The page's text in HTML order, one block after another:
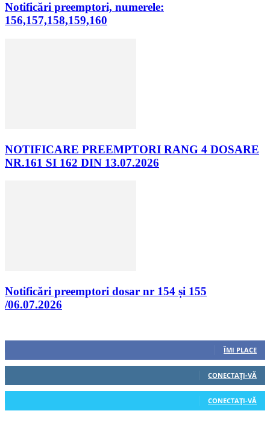
Notificări preemptori, numerele:
156,157,158,159,160
NOTIFICARE PREEMPTORI RANG 4 DOSARE
NR.161 SI 162 DIN 13.07.2026
Notificări preemptori dosar nr 154 și 155
/06.07.2026
ÎMI PLACE
CONECTAȚI-VĂ
CONECTAȚI-VĂ